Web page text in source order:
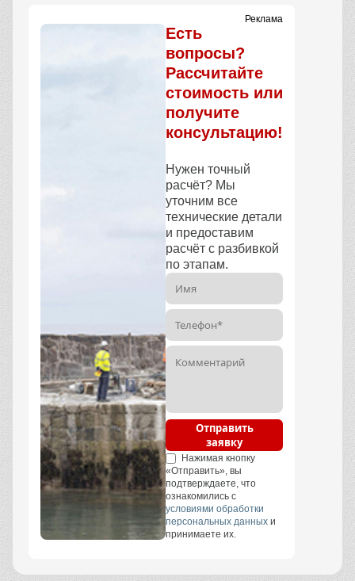
Реклама
Есть
вопросы?
Рассчитайте
стоимость или
получите
консультацию!
Нужен точный
расчёт? Мы
уточним все
технические детали
и предоставим
расчёт с разбивкой
по этапам.
Отправить
заявку
Нажимая кнопку
«Отправить», вы
подтверждаете, что
ознакомились с
условиями обработки
персональных данных и
принимаете их.